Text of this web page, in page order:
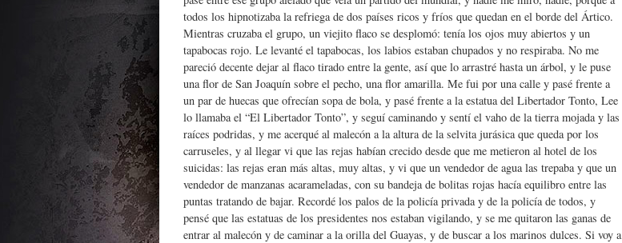
todos los hipnotizaba la refriega de dos países ricos y fríos que quedan en el borde del Ártico.
Mientras cruzaba el grupo, un viejito flaco se desplomó: tenía los ojos muy abiertos y un
tapabocas rojo. Le levanté el tapabocas, los labios estaban chupados y no respiraba. No me
pareció decente dejar al flaco tirado entre la gente, así que lo arrastré hasta un árbol, y le puse
una flor de San Joaquín sobre el pecho, una flor amarilla. Me fui por una calle y pasé frente a
un par de huecas que ofrecían sopa de bola, y pasé frente a la estatua del Libertador Tonto, Lee
lo llamaba el “El Libertador Tonto”, y seguí caminando y sentí el vaho de la tierra mojada y las
raíces podridas, y me acerqué al malecón a la altura de la selvita jurásica que queda por los
carruseles, y al llegar vi que las rejas habían crecido desde que me metieron al hotel de los
suicidas: las rejas eran más altas, muy altas, y vi que un vendedor de agua las trepaba y que un
vendedor de manzanas acarameladas, con su bandeja de bolitas rojas hacía equilibro entre las
puntas tratando de bajar. Recordé los palos de la policía privada y de la policía de todos, y
pensé que las estatuas de los presidentes nos estaban vigilando, y se me quitaron las ganas de
entrar al malecón y de caminar a la orilla del Guayas, y de buscar a los marinos dulces. Si voy a